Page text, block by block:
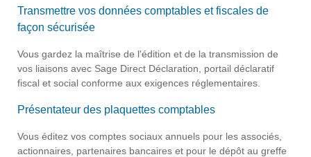
Transmettre vos données comptables et fiscales de
façon sécurisée
Vous gardez la maîtrise de l'édition et de la transmission de
vos liaisons avec Sage Direct Déclaration, portail déclaratif
fiscal et social conforme aux exigences réglementaires.
Présentateur des plaquettes comptables
Vous éditez vos comptes sociaux annuels pour les associés,
actionnaires, partenaires bancaires et pour le dépôt au greffe